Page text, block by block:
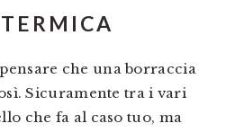
che una borraccia
Sicuramente tra i vari
che fa al caso tuo, ma